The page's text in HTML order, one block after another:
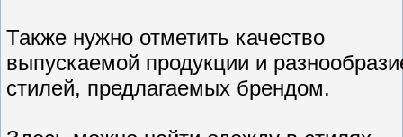
Также нужно отметить качество
выпускаемой продукции и
стилей, предлагаемых брендом.